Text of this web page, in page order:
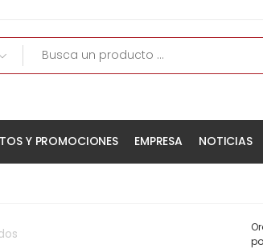
Y PROMOCIONES EMPRESA NOTICIAS